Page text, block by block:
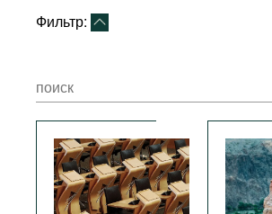
Международных организаций
Ресурсы
Литература
Сайты
Документы международных
организаций
О проекте
Фильтр: